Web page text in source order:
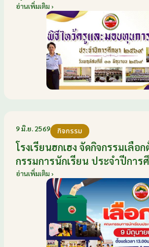
11 มิถุนายน 2569
อ่านเพิ่มเติม ›
9 มิ.ย. 2569 กิจกรรม
โรงเรียนฮกเฮง จัดกิจกรรมเลือ
กรรมการนักเรียน ประจำปีการ
เสริมประชาธิปไตยในโรงเรียน
มิถุนายน 2569
อ่านเพิ่มเติม ›